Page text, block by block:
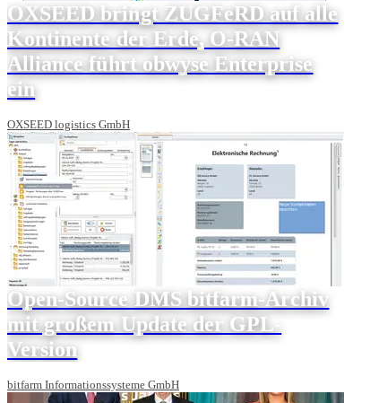
OXSEED bringt ZUGFeRD auf alle
Kontinente der Erde, O-RAN
Alliance führt obwyse Enterprise
ein
OXSEED logistics GmbH
Open-Source DMS bitfarm-Archiv
mit großem Update der GPL-
Version
bitfarm Informationssysteme GmbH